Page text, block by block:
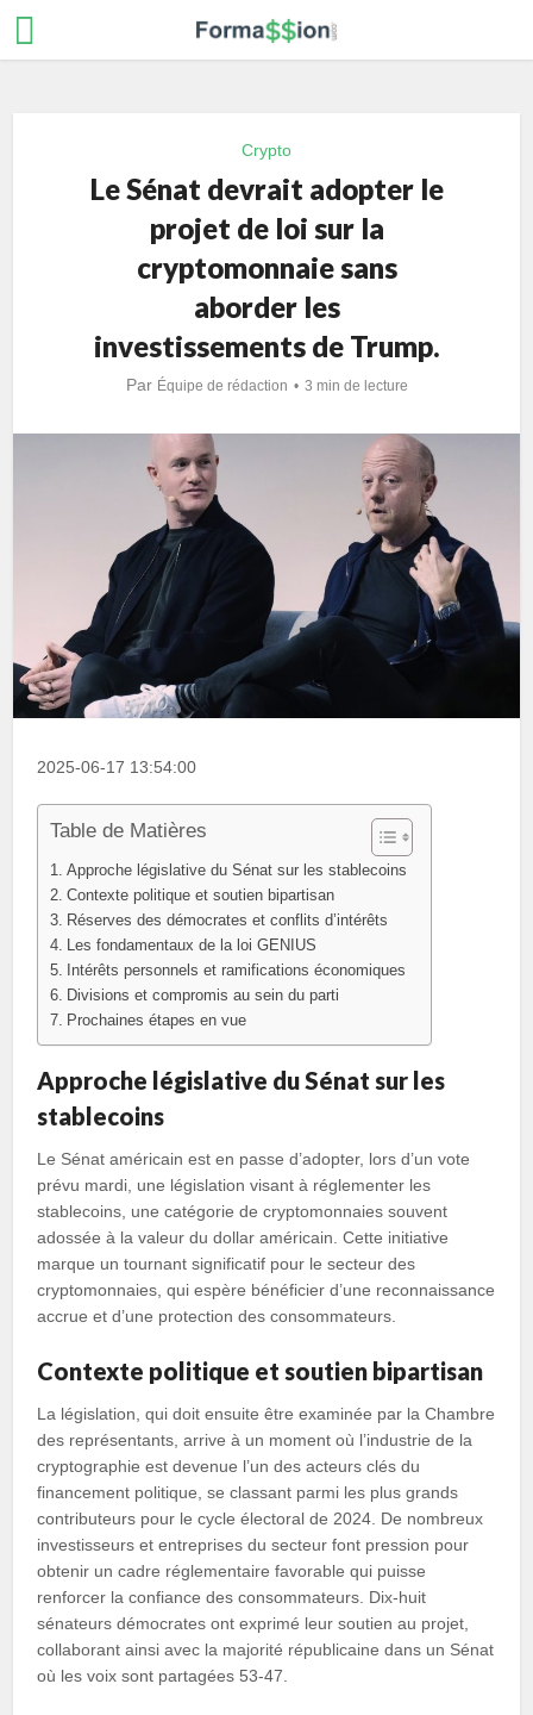
Crypto
Le Sénat devrait adopter le
projet de loi sur la
cryptomonnaie sans
aborder les
investissements de Trump.
Par Équipe de rédaction 3 min de lecture
2025-06-17 13:54:00
Table de Matières
Approche législative du Sénat sur les stablecoins
Contexte politique et soutien bipartisan
Réserves des démocrates et conflits d’intérêts
Les fondamentaux de la loi GENIUS
Intérêts personnels et ramifications économiques
Divisions et compromis au sein du parti
Prochaines étapes en vue
Approche législative du Sénat sur les
stablecoins
Le Sénat américain est en passe d’adopter, lors d’un vote
prévu mardi, une législation visant à réglementer les
stablecoins, une catégorie de cryptomonnaies souvent
adossée à la valeur du dollar américain. Cette initiative
marque un tournant significatif pour le secteur des
cryptomonnaies, qui espère bénéficier d’une reconnaissance
accrue et d’une protection des consommateurs.
Contexte politique et soutien bipartisan
La législation, qui doit ensuite être examinée par la Chambre
des représentants, arrive à un moment où l’industrie de la
cryptographie est devenue l’un des acteurs clés du
financement politique, se classant parmi les plus grands
contributeurs pour le cycle électoral de 2024. De nombreux
investisseurs et entreprises du secteur font pression pour
obtenir un cadre réglementaire favorable qui puisse
renforcer la confiance des consommateurs. Dix-huit
sénateurs démocrates ont exprimé leur soutien au projet,
collaborant ainsi avec la majorité républicaine dans un Sénat
où les voix sont partagées 53-47.